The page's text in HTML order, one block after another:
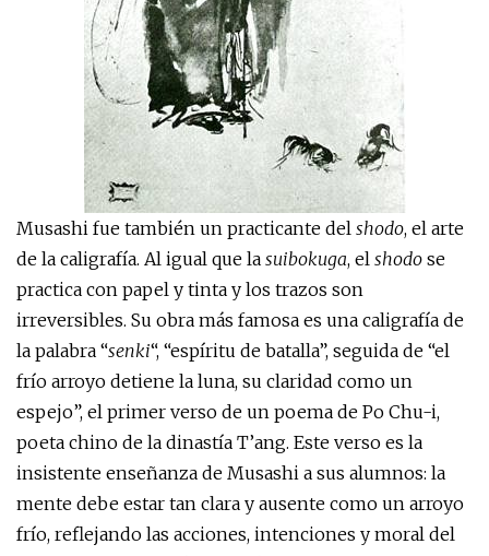
Musashi fue también un practicante del shodo, el arte
de la caligrafía. Al igual que la suibokuga, el shodo se
practica con papel y tinta y los trazos son
irreversibles. Su obra más famosa es una caligrafía de
la palabra “senki“, “espíritu de batalla”, seguida de “el
frío arroyo detiene la luna, su claridad como un
espejo”, el primer verso de un poema de Po Chu-i,
poeta chino de la dinastía T’ang. Este verso es la
insistente enseñanza de Musashi a sus alumnos: la
mente debe estar tan clara y ausente como un arroyo
frío, reflejando las acciones, intenciones y moral del